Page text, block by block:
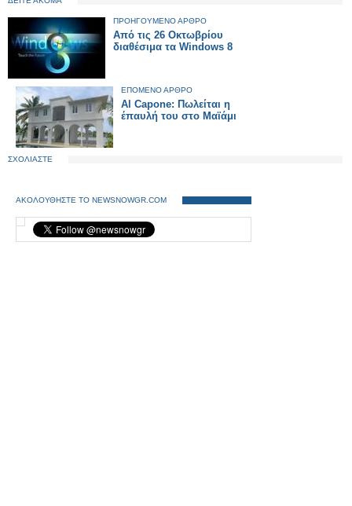
ΠΡΟΗΓΟΥΜΕΝΟ ΑΡΘΡΟ
Από τις 26 Οκτωβρίου
διαθέσιμα τα Windows 8
ΕΠΟΜΕΝΟ ΑΡΘΡΟ
Al Capone: Πωλείται η
έπαυλή του στο Μαϊάμι
ΣΧΟΛΙΑΣΤΕ
ΑΚΟΛΟΥΘΗΣΤΕ ΤΟ NEWSNOWGR.COM